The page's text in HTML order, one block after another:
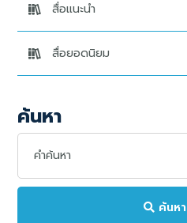
สื่อแนะนำ
สื่อยอดนิยม
ค้นหา
ค้นหา